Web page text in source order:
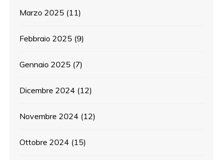
Marzo 2025 (11)
Febbraio 2025 (9)
Gennaio 2025 (7)
Dicembre 2024 (12)
Novembre 2024 (12)
Ottobre 2024 (15)